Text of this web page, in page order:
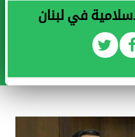
في لبنان